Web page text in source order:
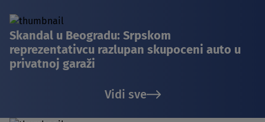
Skandal u Beogradu: Srpskom
reprezentativcu razlupan skupoceni auto u
privatnoj garaži
Vidi sve